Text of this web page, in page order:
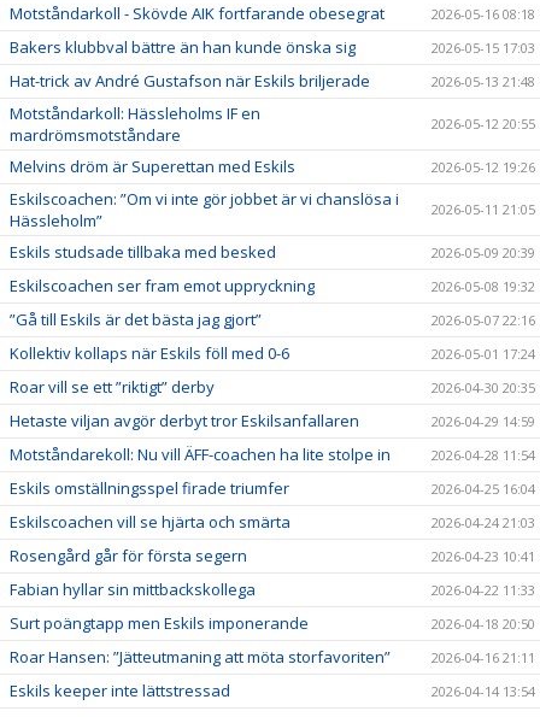
Motståndarkoll - Skövde AIK fortfarande obesegrat 2026-05-16 08:18
Bakers klubbval bättre än han kunde önska sig 2026-05-15 17:03
Hat-trick av André Gustafson när Eskils briljerade 2026-05-13 21:48
Motståndarkoll: Hässleholms IF en
mardrömsmotståndare
2026-05-12 20:55
Melvins dröm är Superettan med Eskils 2026-05-12 19:26
Eskilscoachen: ”Om vi inte gör jobbet är vi chanslösa i
Hässleholm”
2026-05-11 21:05
Eskils studsade tillbaka med besked 2026-05-09 20:39
Eskilscoachen ser fram emot uppryckning 2026-05-08 19:32
”Gå till Eskils är det bästa jag gjort” 2026-05-07 22:16
Kollektiv kollaps när Eskils föll med 0-6 2026-05-01 17:24
Roar vill se ett ”riktigt” derby 2026-04-30 20:35
Hetaste viljan avgör derbyt tror Eskilsanfallaren 2026-04-29 14:59
Motståndarekoll: Nu vill ÄFF-coachen ha lite stolpe in 2026-04-28 11:54
Eskils omställningsspel firade triumfer 2026-04-25 16:04
Eskilscoachen vill se hjärta och smärta 2026-04-24 21:03
Rosengård går för första segern 2026-04-23 10:41
Fabian hyllar sin mittbackskollega 2026-04-22 11:33
Surt poängtapp men Eskils imponerande 2026-04-18 20:50
Roar Hansen: ”Jätteutmaning att möta storfavoriten” 2026-04-16 21:11
Eskils keeper inte lättstressad 2026-04-14 13:54